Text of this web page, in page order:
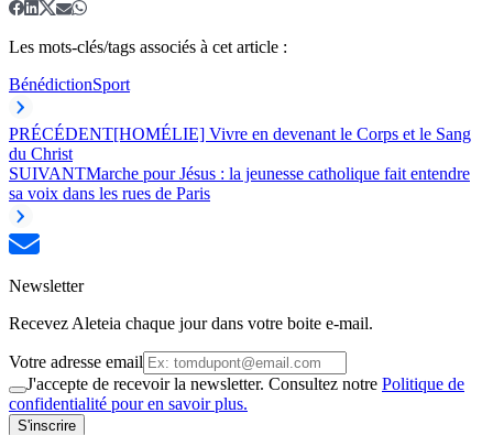
Les mots-clés/tags associés à cet article :
BénédictionSport
PRÉCÉDENT[HOMÉLIE] Vivre en devenant le Corps et le Sang
du Christ
SUIVANTMarche pour Jésus : la jeunesse catholique fait entendre
sa voix dans les rues de Paris
Newsletter
Recevez Aleteia chaque jour dans votre boite e-mail.
Votre adresse email
J'accepte de recevoir la newsletter. Consultez notre Politique de
confidentialité pour en savoir plus.
S'inscrire